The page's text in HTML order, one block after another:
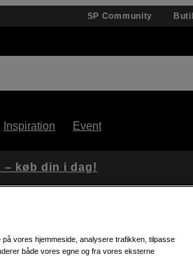
SP Community
Inspiration Event
– køb din i dag!
vores hjemmeside, analysere trafikken, tilpasse
både vores egne og fra vores eksterne